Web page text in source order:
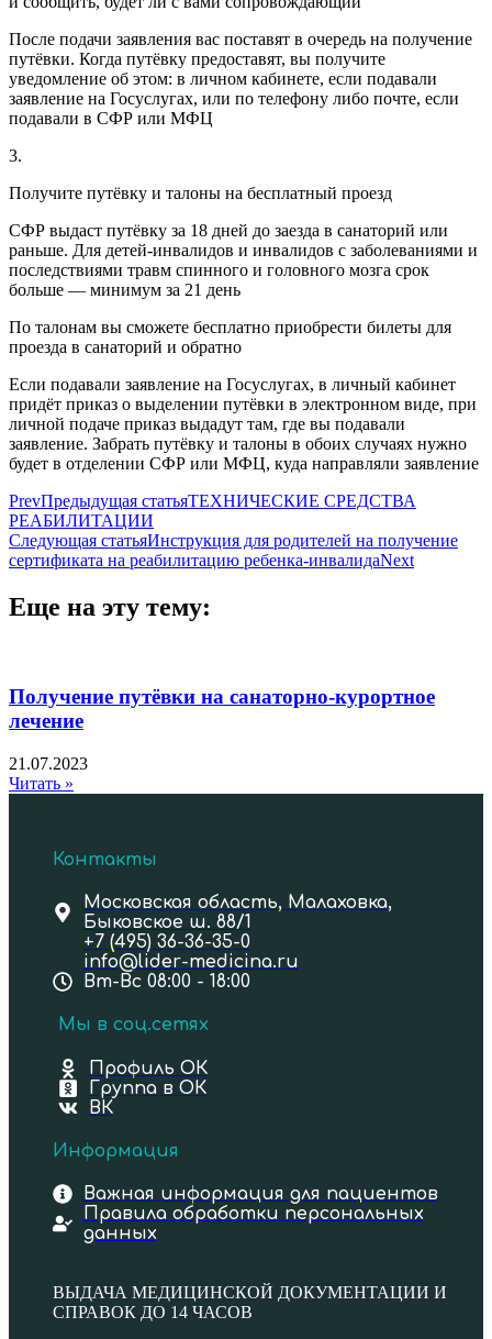
После подачи заявления вас поставят в очередь на получение
путёвки. Когда путёвку предоставят, вы получите
уведомление об этом: в личном кабинете, если подавали
заявление на Госуслугах, или по телефону либо почте, если
подавали в СФР или МФЦ
3.
Получите путёвку и талоны на бесплатный проезд
СФР выдаст путёвку за 18 дней до заезда в санаторий или
раньше. Для детей-инвалидов и инвалидов с заболеваниями и
последствиями травм спинного и головного мозга срок
больше — минимум за 21 день
По талонам вы сможете бесплатно приобрести билеты для
проезда в санаторий и обратно
Если подавали заявление на Госуслугах, в личный кабинет
придёт приказ о выделении путёвки в электронном виде, при
личной подаче приказ выдадут там, где вы подавали
заявление. Забрать путёвку и талоны в обоих случаях нужно
будет в отделении СФР или МФЦ, куда направляли заявление
PrevПредыдущая статьяТЕХНИЧЕСКИЕ СРЕДСТВА
РЕАБИЛИТАЦИИ
Следующая статьяИнструкция для родителей на получение
сертификата на реабилитацию ребенка-инвалидаNext
Еще на эту тему:
Получение путёвки на санаторно-курортное
лечение
21.07.2023
Читать »
Контакты
Московская область, Малаховка,
Быковское ш. 88/1
+7 (495) 36-36-35-0
info@lider-medicina.ru
Вт-Вс 08:00 - 18:00
Мы в соц.сетях
Профиль ОК
Группа в ОК
ВК
Информация
Важная информация для пациентов
Правила обработки персональных
данных
ВЫДАЧА МЕДИЦИНСКОЙ ДОКУМЕНТАЦИИ И
СПРАВОК ДО 14 ЧАСОВ